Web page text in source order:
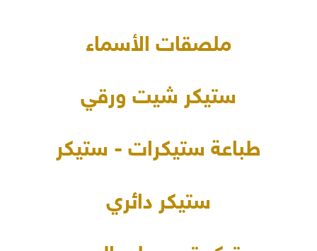
ملصقات الأسماء
ستيكر شيت ورقي
طباعة ستيكرات - ستيكر
ستيكر دائري